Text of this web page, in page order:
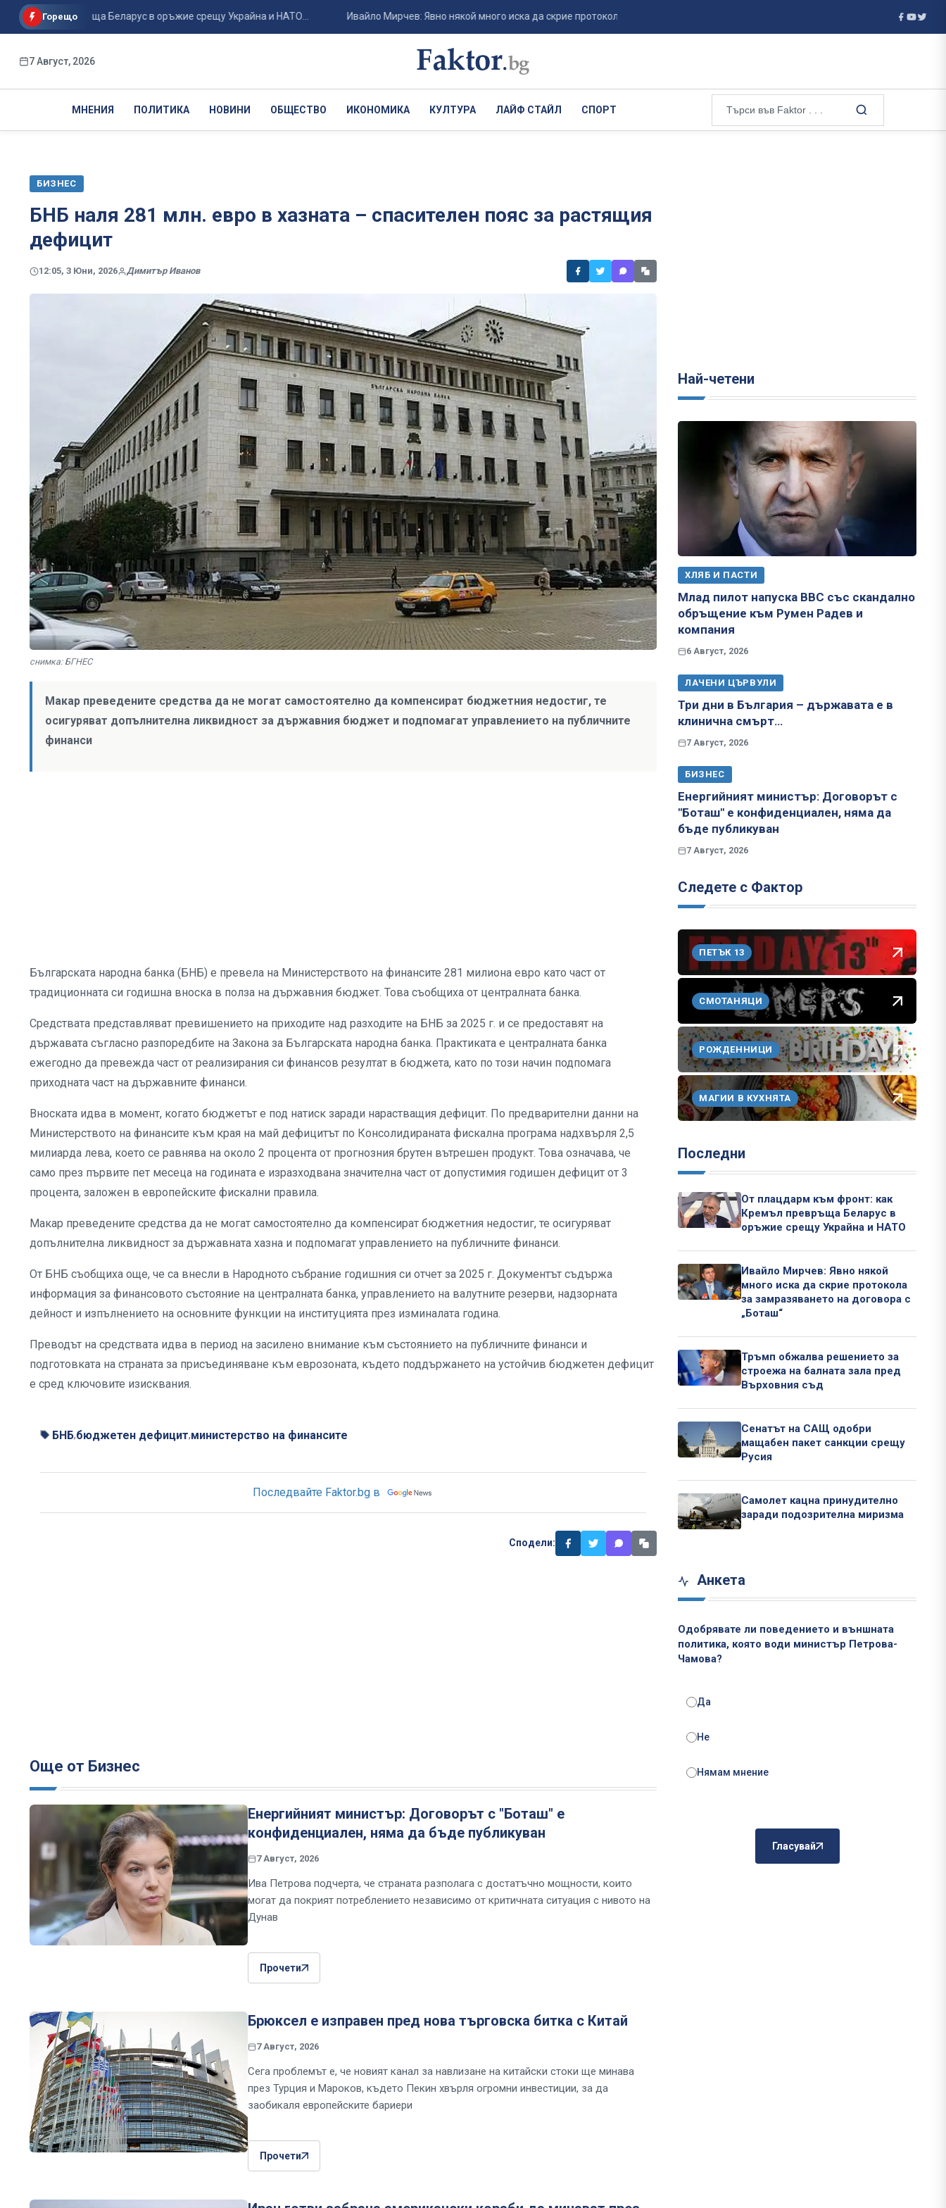
Горещо
превръща Беларус в оръжие срещу Украйна и НАТО... Ивайло Мирчев: Явно някой много иска да скрие протокола за замразяването на дого... Тръмп обжалва решението за строежа
7 Август, 2026
МНЕНИЯ ПОЛИТИКА НОВИНИ ОБЩЕСТВО ИКОНОМИКА КУЛТУРА ЛАЙФ СТАЙЛ СПОРТ
БИЗНЕС
БНБ наля 281 млн. евро в хазната – спасителен пояс за растящия
дефицит
12:05, 3 Юни, 2026 Димитър Иванов
снимка: БГНЕС
Макар преведените средства да не могат самостоятелно да компенсират бюджетния недостиг, те
осигуряват допълнителна ликвидност за държавния бюджет и подпомагат управлението на публичните
финанси
Българската народна банка (БНБ) е превела на Министерството на финансите 281 милиона евро като част от
традиционната си годишна вноска в полза на държавния бюджет. Това съобщиха от централната банка.
Средствата представляват превишението на приходите над разходите на БНБ за 2025 г. и се предоставят на
държавата съгласно разпоредбите на Закона за Българската народна банка. Практиката е централната банка
ежегодно да превежда част от реализирания си финансов резултат в бюджета, като по този начин подпомага
приходната част на държавните финанси.
Вноската идва в момент, когато бюджетът е под натиск заради нарастващия дефицит. По предварителни данни на
Министерството на финансите към края на май дефицитът по Консолидираната фискална програма надхвърля 2,5
милиарда лева, което се равнява на около 2 процента от прогнозния брутен вътрешен продукт. Това означава, че
само през първите пет месеца на годината е изразходвана значителна част от допустимия годишен дефицит от 3
процента, заложен в европейските фискални правила.
Макар преведените средства да не могат самостоятелно да компенсират бюджетния недостиг, те осигуряват
допълнителна ликвидност за държавната хазна и подпомагат управлението на публичните финанси.
От БНБ съобщиха още, че са внесли в Народното събрание годишния си отчет за 2025 г. Документът съдържа
информация за финансовото състояние на централната банка, управлението на валутните резерви, надзорната
дейност и изпълнението на основните функции на институцията през изминалата година.
Преводът на средствата идва в период на засилено внимание към състоянието на публичните финанси и
подготовката на страната за присъединяване към еврозоната, където поддържането на устойчив бюджетен дефицит
е сред ключовите изисквания.
БНБ,бюджетен дефицит,министерство на финансите
Последвайте Faktor.bg в
Сподели:
Още от Бизнес
Енергийният министър: Договорът с "Боташ" е
конфиденциален, няма да бъде публикуван
7 Август, 2026
Ива Петрова подчерта, че страната разполага с достатъчно мощности, които
могат да покрият потреблението независимо от критичната ситуация с нивото на
Дунав
Прочети
Брюксел е изправен пред нова търговска битка с Китай
7 Август, 2026
Сега проблемът е, че новият канал за навлизане на китайски стоки ще минава
през Турция и Мароков, където Пекин хвърля огромни инвестиции, за да
заобикаля европейските бариери
Прочети
Най-четени
ХЛЯБ И ПАСТИ
Млад пилот напуска ВВС със скандално
обръщение към Румен Радев и
компания
6 Август, 2026
ЛАЧЕНИ ЦЪРВУЛИ
Три дни в България – държавата е в
клинична смърт…
7 Август, 2026
БИЗНЕС
Енергийният министър: Договорът с
"Боташ" е конфиденциален, няма да
бъде публикуван
7 Август, 2026
Следете с Фактор
ПЕТЪК 13
СМОТАНЯЦИ
РОЖДЕННИЦИ
МАГИИ В КУХНЯТА
Последни
От плацдарм към фронт: как
Кремъл превръща Беларус в
оръжие срещу Украйна и НАТО
Ивайло Мирчев: Явно някой
много иска да скрие протокола
за замразяването на договора с
„Боташ“
Тръмп обжалва решението за
строежа на балната зала пред
Върховния съд
Сенатът на САЩ одобри
мащабен пакет санкции срещу
Русия
Самолет кацна принудително
заради подозрителна миризма
Анкета
Одобрявате ли поведението и външната
политика, която води министър Петрова-
Чамова?
Да
Не
Нямам мнение
Гласувай